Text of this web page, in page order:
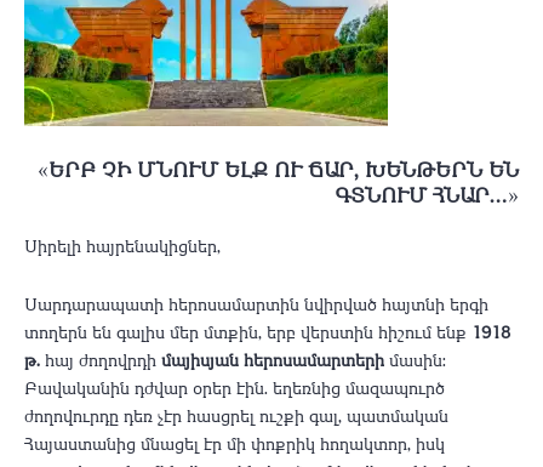
«ԵՐԲ ՉԻ ՄՆՈՒՄ ԵԼՔ ՈՒ ՃԱՐ, ԽԵՆԹԵՐՆ ԵՆ
ԳՏՆՈՒՄ ՀՆԱՐ…»
​Սիրելի հայրենակիցներ,
​Սարդարապատի հերոսամարտին նվիրված հայտնի երգի
տողերն են գալիս մեր մտքին, երբ վերստին հիշում ենք 1918
թ. հայ ժողովրդի մայիսյան հերոսամարտերի մասին:
Բավականին դժվար օրեր էին. եղեռնից մազապուրծ
ժողովուրդը դեռ չէր հասցրել ուշքի գալ, պատմական
Հայաստանից մնացել էր մի փոքրիկ հողակտոր, իսկ